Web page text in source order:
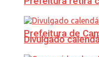
Prefeitura de
Divulgado